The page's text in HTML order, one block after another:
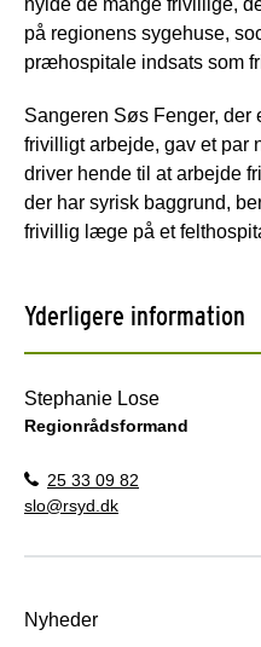
på regionens sygehuse,
præhospitale indsats som
Sangeren Søs Fenger, der
frivilligt arbejde, gav et par
driver hende til at arbejde
der har syrisk baggrund,
frivillig læge på et
Yderligere information
Stephanie Lose
Regionrådsformand
25 33 09 82
slo@rsyd.dk
Nyheder